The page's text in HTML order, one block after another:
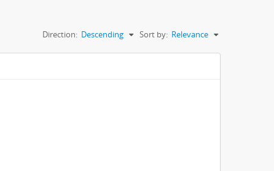
Sort by: Relevance
Direction: Descending